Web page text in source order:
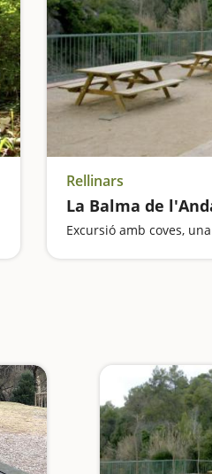
Rellinars
La Balma de
Excursió amb coves,